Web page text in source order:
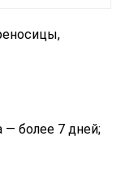
— более 7 дней;